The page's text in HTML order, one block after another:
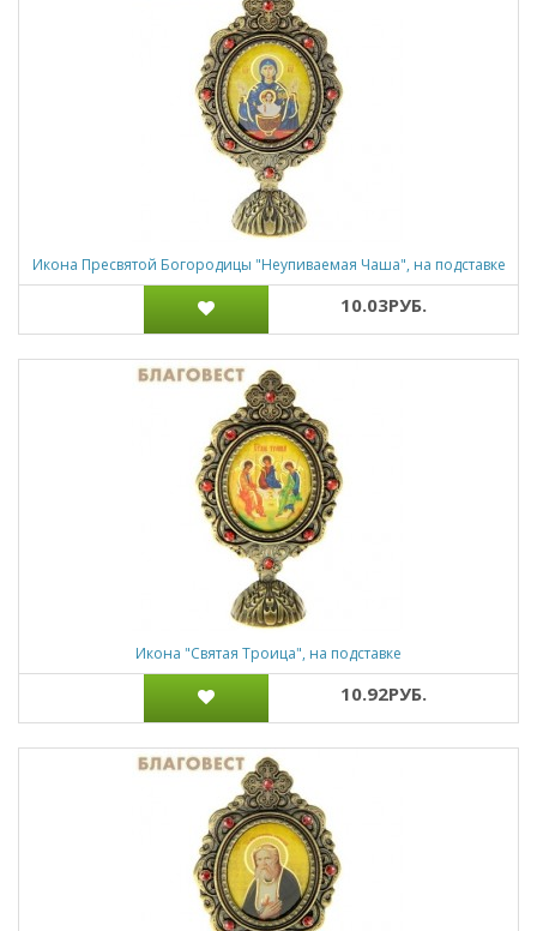
Икона Пресвятой Богородицы "Неупиваемая Чаша", на подставке
10.03РУБ.
Икона "Святая Троица", на подставке
10.92РУБ.